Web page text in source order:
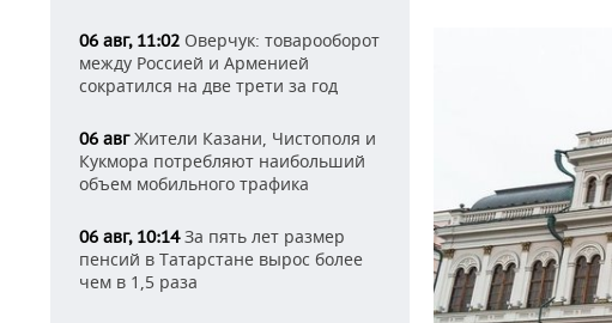
06 авг, 11:02 Оверчук: товарооборот
между Россией и Арменией
сократился на две трети за год
06 авгЖители Казани, Чистополя и
Кукмора потребляют наибольший
объем мобильного трафика
06 авг, 10:14За пять лет размер
пенсий в Татарстане вырос более
чем в 1,5 раза